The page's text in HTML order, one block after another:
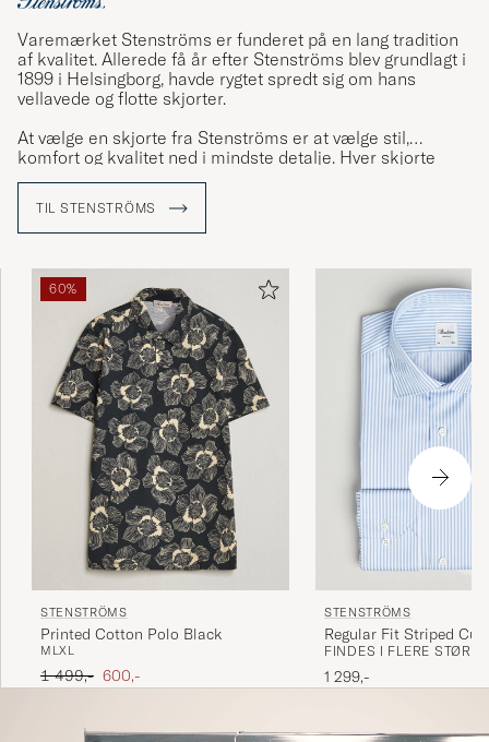
Varemærket Stenströms er funderet på en lang tradition
af kvalitet. Allerede få år efter Stenströms blev grundlagt i
1899 i Helsingborg, havde rygtet spredt sig om hans
vellavede og flotte skjorter.
At vælge en skjorte fra Stenströms er at vælge stil,
komfort og kvalitet ned i mindste detalje. Hver skjorte
igennem mindst 60 forskellige trin i produktionen og
adskillige kritiske kvalitetskontroller inden den er færdig.
TIL STENSTRÖMS
60%
STENSTRÖMS
Printed Cotton Polo Black
M LXL
Ordinary pris
1 499,- Nedsat pris
600,-
STENSTRÖMS
Regular Fit Striped Cut
Blue/White
FINDES I FLERE
1 299,-